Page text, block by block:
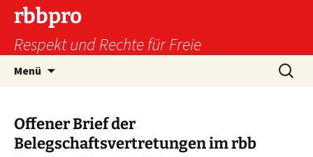
Zum
Inhalt
springen
rbbpro
Respekt und Rechte für Freie
Menü
Suchen
nach:
Offener Brief der
Belegschaftsvertretungen im rbb